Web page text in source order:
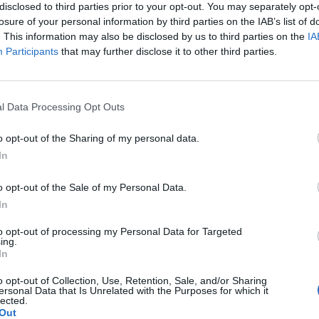
to third parties prior to your opt-out. You may separately
of your personal information by third parties on the IAB’s list of
This information may also be disclosed by us to third parties on the
Participants that may further disclose it to other third parties.
Data Processing Opt Outs
opt-out of the Sharing of my personal data.
opt-out of the Sale of my Personal Data.
opt-out of processing my Personal Data for Targeted
opt-out of Collection, Use, Retention, Sale, and/or Sharing
Data that Is Unrelated with the Purposes for which it
έφυγε από ζωή την περασμένη Δευτέρα.
ΓΦΣ:
εκφράζει τα θερμά της
εκλιπόντοςενεργού μέλους των
Άγγελου Μάη.
σκεπάσει».